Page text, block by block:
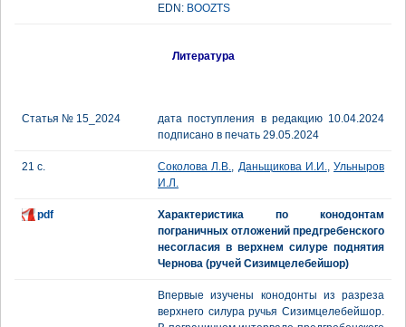
EDN: BOOZTS
Литература
Статья № 15_2024
дата поступления в редакцию 10.04.2024
подписано в печать 29.05.2024
21 с. Соколова Л.В., Даньщикова И.И., Ульныров
И.Л.
pdf
Характеристика по конодонтам
пограничных отложений предгребенского
несогласия в верхнем силуре поднятия
Чернова (ручей Сизимцелебейшор)
Впервые изучены конодонты из разреза
верхнего силура ручья Сизимцелебейшор.